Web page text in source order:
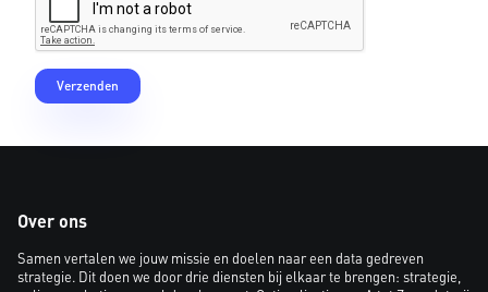
Over ons
Samen vertalen we jouw missie en doelen naar een data gedreven
strategie. Dit doen we door drie diensten bij elkaar te brengen: strategie,